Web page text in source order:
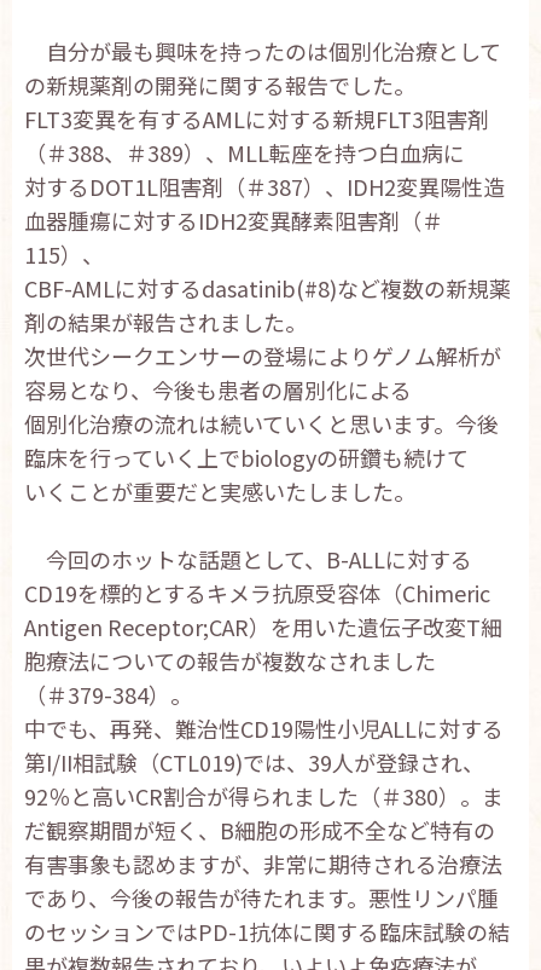
自分が最も興味を持ったのは個別化治療として
の新規薬剤の開発に関する報告でした。
FLT3変異を有するAMLに対する新規FLT3阻害剤
（＃388、＃389）、MLL転座を持つ白血病に
対するDOT1L阻害剤（＃387）、IDH2変異陽性造
血器腫瘍に対するIDH2変異酵素阻害剤（＃
115）、
CBF-AMLに対するdasatinib(#8)など複数の新規薬
剤の結果が報告されました。
次世代シークエンサーの登場によりゲノム解析が
容易となり、今後も患者の層別化による
個別化治療の流れは続いていくと思います。今後
臨床を行っていく上でbiologyの研鑽も続けて
いくことが重要だと実感いたしました。
今回のホットな話題として、B-ALLに対する
CD19を標的とするキメラ抗原受容体（Chimeric
Antigen Receptor;CAR）を用いた遺伝子改変T細
胞療法についての報告が複数なされました
（＃379-384）。
中でも、再発、難治性CD19陽性小児ALLに対する
第I/II相試験（CTL019)では、39人が登録され、
92％と高いCR割合が得られました（＃380）。ま
だ観察期間が短く、B細胞の形成不全など特有の
有害事象も認めますが、非常に期待される治療法
であり、今後の報告が待たれます。悪性リンパ腫
のセッションではPD-1抗体に関する臨床試験の結